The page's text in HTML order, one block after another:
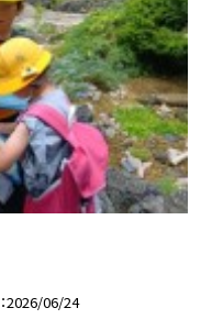
2026/06/24